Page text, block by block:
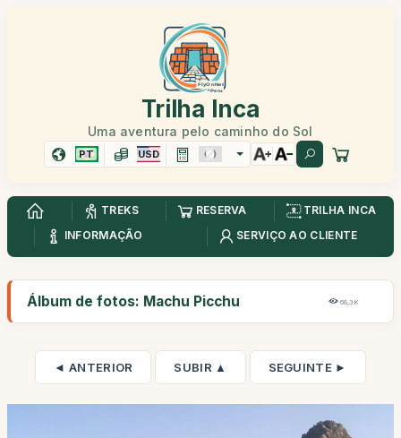
Trilha Inca
Uma aventura pelo caminho do Sol
PT USD
TREKS RESERVA
TRILHA INCA
INFORMAÇÃO
SERVIÇO AO CLIENTE
Álbum de fotos: Machu Picchu 68,3K
◄ ANTERIOR SUBIR ▲ SEGUINTE ►